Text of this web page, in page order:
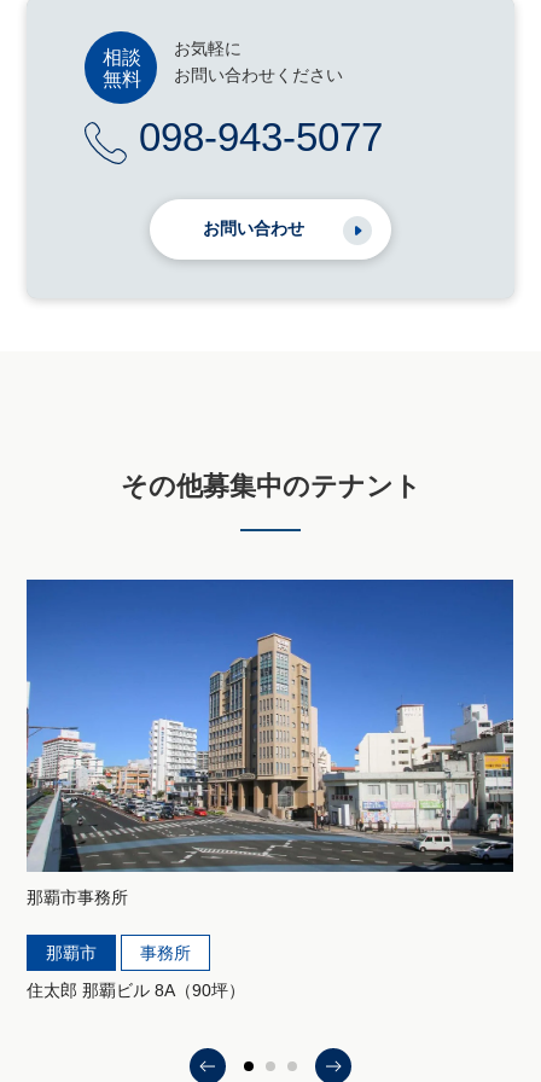
お気軽に
お問い合わせください
098-943-5077
お問い合わせ
その他募集中のテナント
那覇市事務所
那覇市
事務所
住太郎 那覇ビル 8A（90坪）